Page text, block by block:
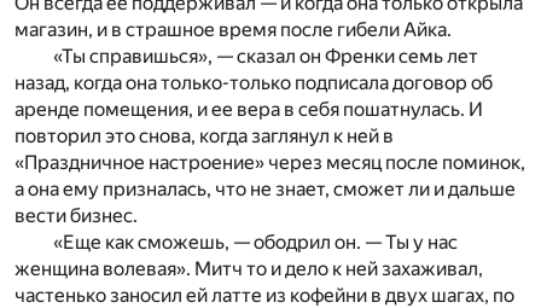
магазин, и в страшное время после гибели Айка.
«Ты справишься», — сказал он Френки семь лет
назад, когда она только-только подписала договор об
аренде помещения, и ее вера в себя пошатнулась. И
повторил это снова, когда заглянул к ней в
«Праздничное настроение» через месяц после поминок,
а она ему призналась, что не знает, сможет ли и дальше
вести бизнес.
«Еще как сможешь, — ободрил он. — Ты у нас
женщина волевая». Митч то и дело к ней захаживал,
частенько заносил ей латте из кофейни в двух шагах, по